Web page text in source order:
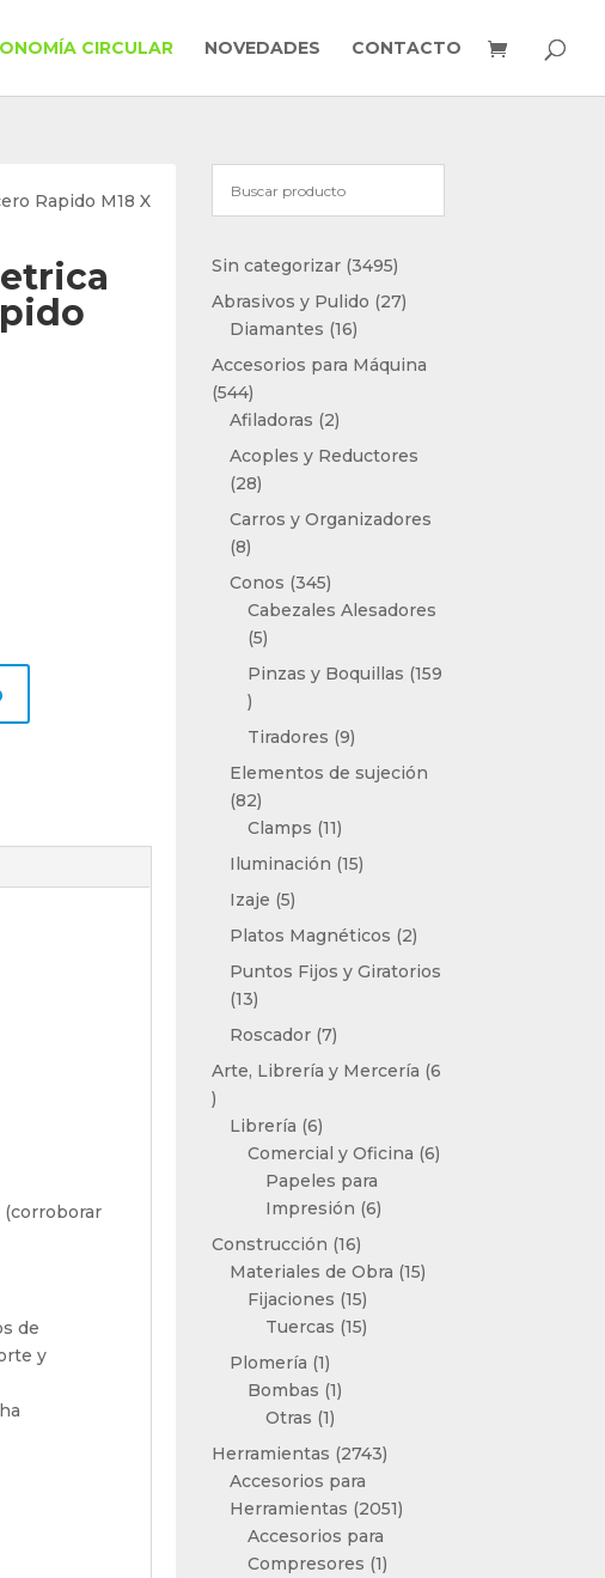
CIRCULAR NOVEDADES CONTACTO
Rapido M18 X
(corroborar
de
y
Sin categorizar 34953495
productos
Abrasivos y Pulido 2727
Diamantes 1616
productos
Accesorios para Máquina
544544
productos
Afiladoras 22
productos
Acoples y Reductores
2828
productos
Carros y Organizadores
88
productos
Conos 345345
productos
Cabezales Alesadores
55
productos
Pinzas y Boquillas 159
159
productos
Tiradores 99
productos
Elementos de sujeción
8282
productos
Clamps 1111
productos
Iluminación 1515
Izaje 55
productos
Platos Magnéticos 22
productos
Puntos Fijos y Giratorios
1313
productos
Roscador 77
productos
Arte, Librería y Mercería 6
6
productos
Librería 66
productos
Comercial y Oficina 66
Papeles para
Impresión 66
Construcción 1616
productos
Materiales de Obra 1515
Fijaciones 1515
productos
Tuercas 1515
Plomería 11
producto
Bombas 11
Otras 11
producto
Herramientas 27432743
Accesorios para
Herramientas
20512051
Accesorios para
Compresores 11